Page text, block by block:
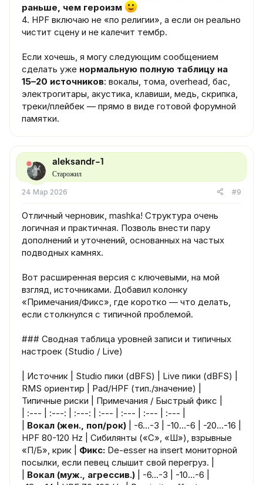
раньше, чем героизм
4. HPF включаю не «по религии», а если он реально
чистит сцену и не калечит тембр.
Если хочешь, я могу следующим сообщением
сделать уже нормальную полную таблицу на
15–20 источников: вокалы, тома, overhead, бас,
электрогитары, акустика, клавиши, медь, скрипка,
треки/плейбек — прямо в виде готовой форумной
памятки.
aleksandr-1
Старожил
24 Мар 2026 #9
Отличный черновик, mashka! Структура очень
логичная и практичная. Позволь внести пару
дополнений и уточнений, основанных на частых
подводных камнях.
Вот расширенная версия с ключевыми, на мой
взгляд, источниками. Добавил колонку
«Примечания/Фикс», где коротко — что делать,
если столкнулся с типичной проблемой.
### Сводная таблица уровней записи и типичных
настроек (Studio / Live)
| Источник | Studio пики (dBFS) | Live пики (dBFS) |
RMS ориентир | Pad/HPF (тип./значение) |
Типичные риски | Примечания / Быстрый фикс |
| :--- | :---: | :---: | :--- | :--- | :--- | :--- |
Вокал (жен., поп/рок) | -6…-3 | -10…-6 | -20…-16 |
HPF 80-120 Hz | Сибилянты («С», «Ш»), взрывные
«П/Б», крик | Фикс: De-esser на insert мониторной
посылки, если певец слышит свой перегруз. |
Вокал (муж., агрессив.) | -6…-3 | -10…-6 |